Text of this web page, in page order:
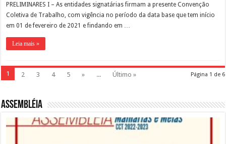
PRELIMINARES I – As entidades signatárias firmam a presente Convenção
Coletiva de Trabalho, com vigência no período da data base que tem início
em 01 de fevereiro de 2021 e findando em …
Leia mais »
Página 1 de 6
1 2 3 4 5 » ... Último »
Assembléia